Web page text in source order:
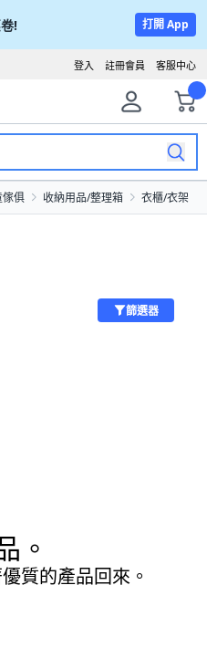
! 打開 App
客服中心
註冊會員
登入
傢俱 收納用品/整理箱 衣櫃/衣架
篩選器
。
質的產品回來。